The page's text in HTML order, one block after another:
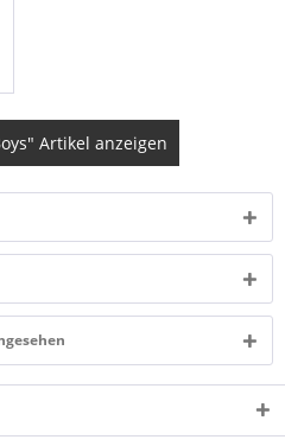
Artikel anzeigen